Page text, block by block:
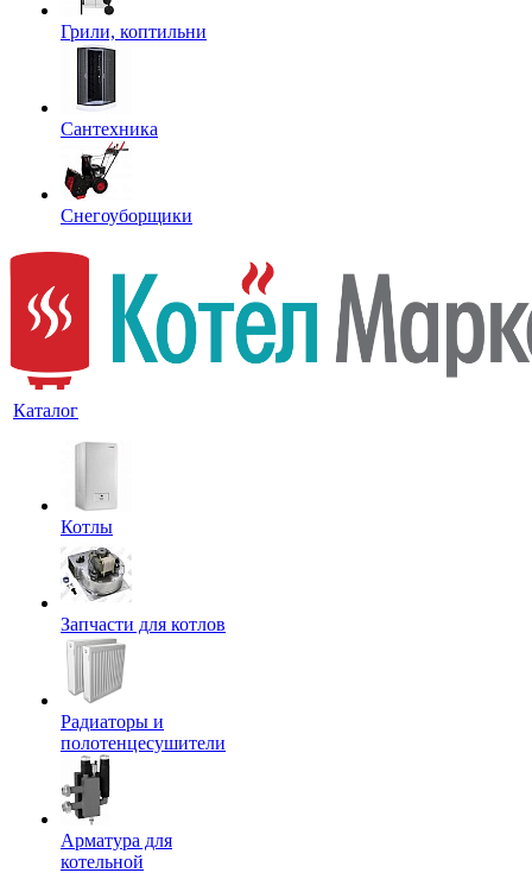
Грили, коптильни
Сантехника
Снегоуборщики
Каталог
Котлы
Запчасти для котлов
Радиаторы и
полотенцесушители
Арматура для
котельной